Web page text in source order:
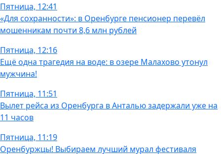
Пятница, 12:41
«Для сохранности»: в Оренбурге пенсионер перевёл
мошенникам почти 8,6 млн рублей
Пятница, 12:16
Ещё одна трагедия на воде: в озере Малахово утонул
мужчина!
Пятница, 11:51
Вылет рейса из Оренбурга в Анталью задержали уже на
11 часов
Пятница, 11:19
Оренбуржцы! Выбираем лучший мурал фестиваля